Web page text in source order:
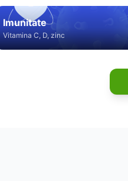
Imunitate
Vitamina C, D, zinc